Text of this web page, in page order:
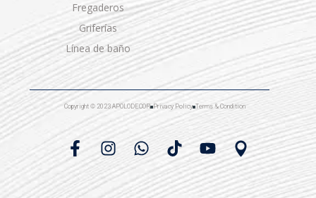
Fregaderos
Griferías
Línea de baño
Copyright © 2023 APOLODECOR Privacy Policy Terms & Condition